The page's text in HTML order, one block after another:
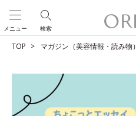
検索
メニュー
TOP マガジン（美容情報・読み物）